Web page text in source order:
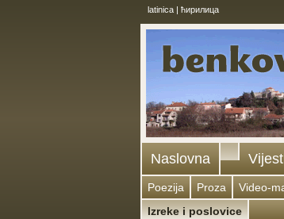
latinica| ћирилица
Naslovna
Poezija Proza Video-
Izreke i poslovice